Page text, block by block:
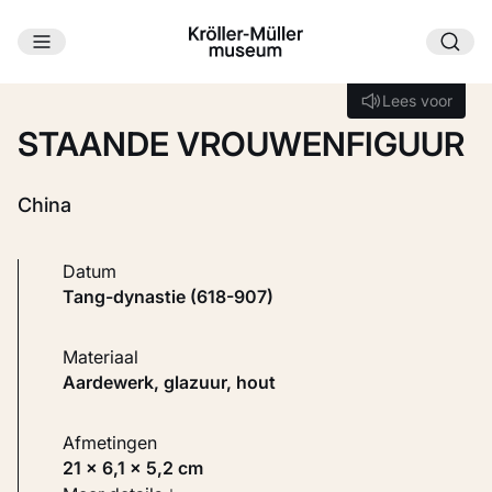
Ga naar hoofdinhoud
Lees voor
Lees voor
STAANDE VROUWENFIGUUR
China
Datum
Tang-dynastie (618-907)
Materiaal
Aardewerk, glazuur, hout
Afmetingen
21 × 6,1 × 5,2 cm